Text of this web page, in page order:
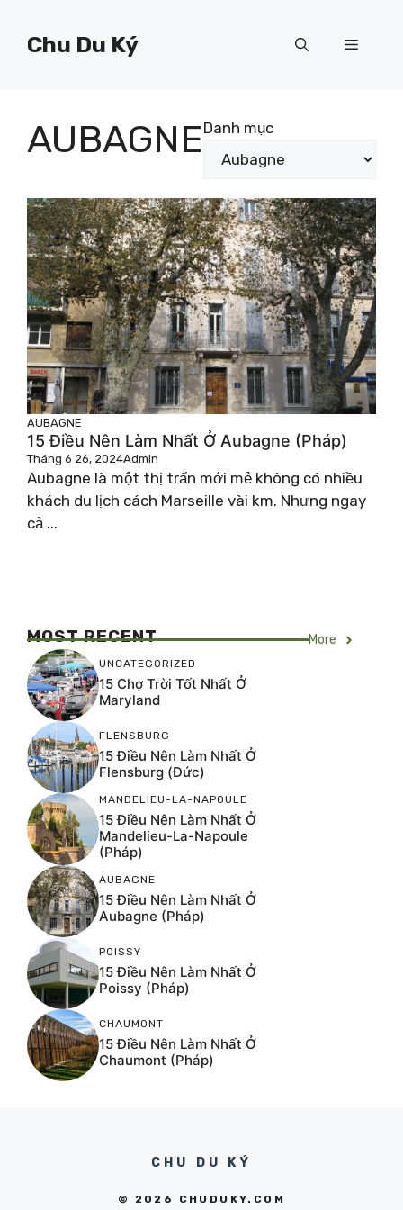
Chu Du Ký Menu
AUBAGNEDanh mục
AUBAGNE
15 Điều Nên Làm Nhất Ở Aubagne (Pháp)
Tháng 6 26, 2024Admin
Aubagne là một thị trấn mới mẻ không có nhiều
khách du lịch cách Marseille vài km. Nhưng ngay
cả ...
MOST RECENT More
UNCATEGORIZED
15 Chợ Trời Tốt Nhất Ở
Maryland
FLENSBURG
15 Điều Nên Làm Nhất Ở
Flensburg (Đức)
MANDELIEU-LA-NAPOULE
15 Điều Nên Làm Nhất Ở
Mandelieu-La-Napoule
(Pháp)
AUBAGNE
15 Điều Nên Làm Nhất Ở
Aubagne (Pháp)
POISSY
15 Điều Nên Làm Nhất Ở
Poissy (Pháp)
CHAUMONT
15 Điều Nên Làm Nhất Ở
Chaumont (Pháp)
CHU DU KÝ
© 2026 CHUDUKY.COM